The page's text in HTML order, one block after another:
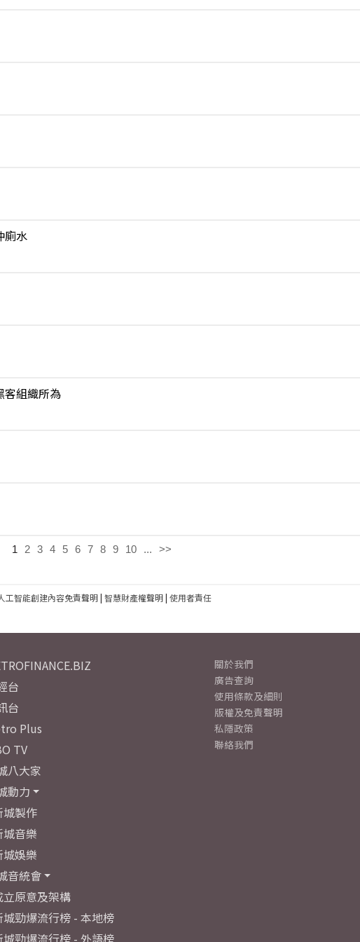
廁水
客組織所為
1 2 3 4 5 6 7 8 9 10 ... >>
工智能創建內容免責聲明| 智慧財產權聲明| 使用者責任
台
台
Plus
TV
八大家
動力
城製作
城音樂
城娛樂
音統會
立原意及架構
城勁爆流行榜 - 本地榜
城勁爆流行榜 - 外語榜
關於我們
廣告查詢
使用條款及細則
版權及免責聲明
私隱政策
聯絡我們